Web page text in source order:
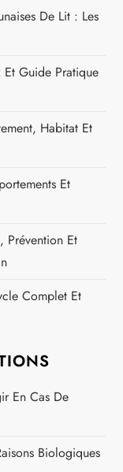
De Lit : Les
Guide Pratique
Habitat Et
Et
Prévention Et
Complet Et
En Cas De
Biologiques